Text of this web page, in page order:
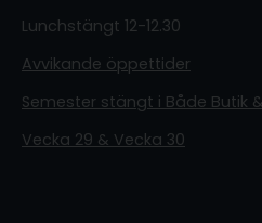
Lunchstängt 12-12.30
Avvikande öppettider
Semester stängt i Både Butik
Vecka 29 & Vecka 30